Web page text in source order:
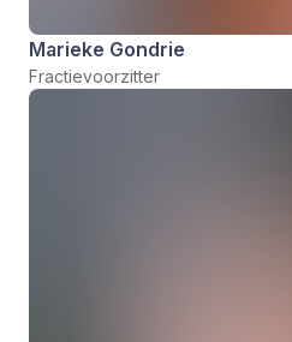
Marieke Gondrie
Fractievoorzitter